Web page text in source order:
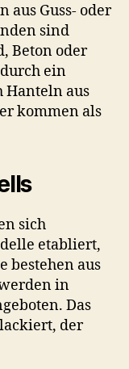
aus Guss- oder
sind
Beton oder
ein
Hanteln aus
kommen als
sich
etabliert,
bestehen aus
in
Das
der